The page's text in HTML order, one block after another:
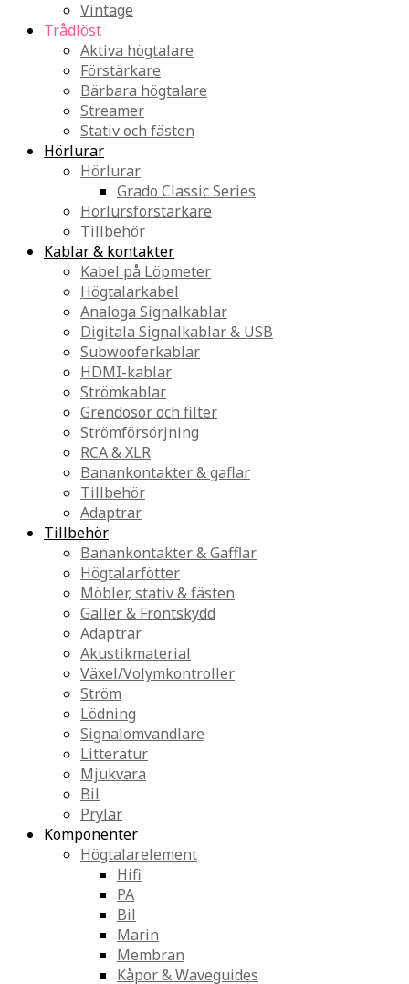
Vintage
Trådlöst
Aktiva högtalare
Förstärkare
Bärbara högtalare
Streamer
Stativ och fästen
Hörlurar
Hörlurar
Grado Classic Series
Hörlursförstärkare
Tillbehör
Kablar & kontakter
Kabel på Löpmeter
Högtalarkabel
Analoga Signalkablar
Digitala Signalkablar & USB
Subwooferkablar
HDMI-kablar
Strömkablar
Grendosor och filter
Strömförsörjning
RCA & XLR
Banankontakter & gaflar
Tillbehör
Adaptrar
Tillbehör
Banankontakter & Gafflar
Högtalarfötter
Möbler, stativ & fästen
Galler & Frontskydd
Adaptrar
Akustikmaterial
Växel/Volymkontroller
Ström
Lödning
Signalomvandlare
Litteratur
Mjukvara
Bil
Prylar
Komponenter
Högtalarelement
Hifi
PA
Bil
Marin
Membran
Kåpor & Waveguides